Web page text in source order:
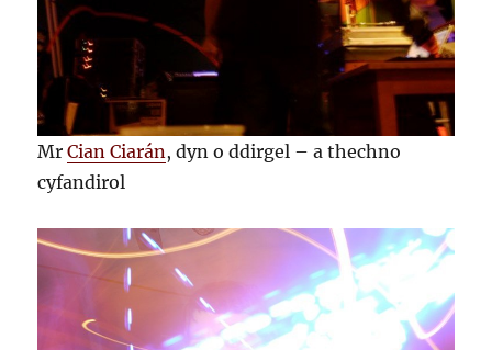
MrCian Ciarán , dyn o ddirgel – a thechno
cyfandirol